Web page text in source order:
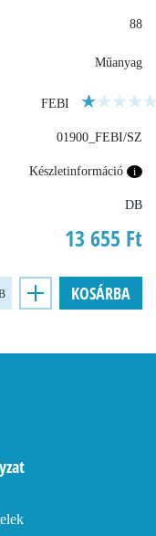
88
Műanyag
FEBI
01900_FEBI/SZ
Készletinformáció i
DB
13 655 Ft
KOSÁRBA